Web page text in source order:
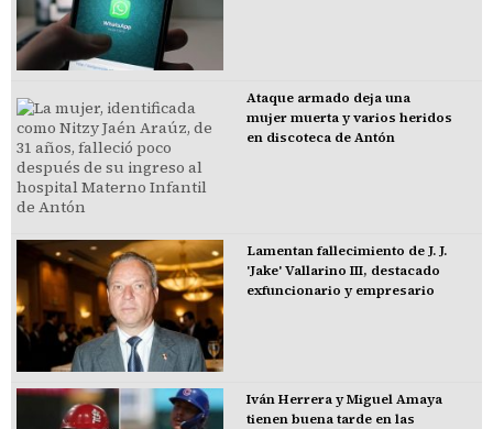
Ataque armado deja una
mujer muerta y varios heridos
en discoteca de Antón
Lamentan fallecimiento de J. J.
'Jake' Vallarino III, destacado
exfuncionario y empresario
Iván Herrera y Miguel Amaya
tienen buena tarde en las